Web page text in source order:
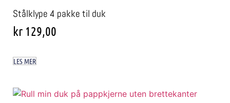
Stålklype 4 pakke til duk
kr 129,00
LES MER